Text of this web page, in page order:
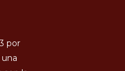
por